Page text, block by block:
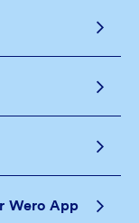
Wero App